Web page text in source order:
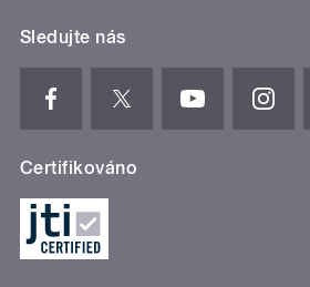
Sledujte nás
Certifikováno